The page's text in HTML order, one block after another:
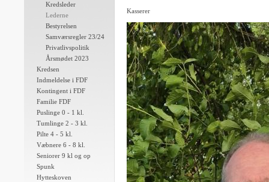
Kredsleder
Lederne
Bestyrelsen
Samværsregler 23/24
Privatlivspolitik
Årsmødet 2023
Kredsen
Indmeldelse i FDF
Kontingent i FDF
Familie FDF
Puslinge 0 - 1 kl.
Tumlinge 2 - 3 kl.
Pilte 4 - 5 kl.
Væbnere 6 - 8 kl.
Seniorer 9 kl og op
Spunk
Hytteskoven
Kasserer